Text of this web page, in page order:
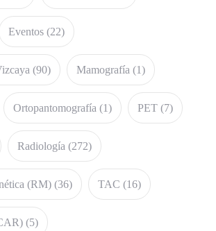
Eventos (22)
(90) Mamografía (1)
Ortopantomografía (1) PET (7)
Radiología (272)
(RM) (36) TAC (16)
(5)